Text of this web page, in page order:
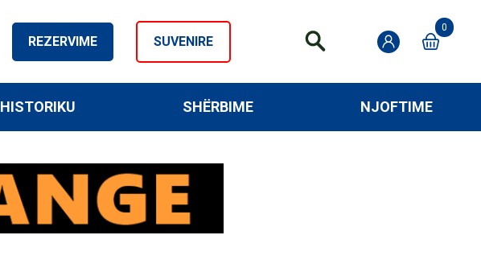
REZERVIME SUVENIRE
0
HISTORIKU SHËRBIME NJOFTIME